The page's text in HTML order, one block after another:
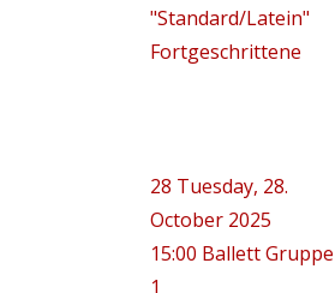
"Standard/Latein"
Fortgeschrittene
28 Tuesday, 28.
October 2025
15:00 Ballett Gruppe
1